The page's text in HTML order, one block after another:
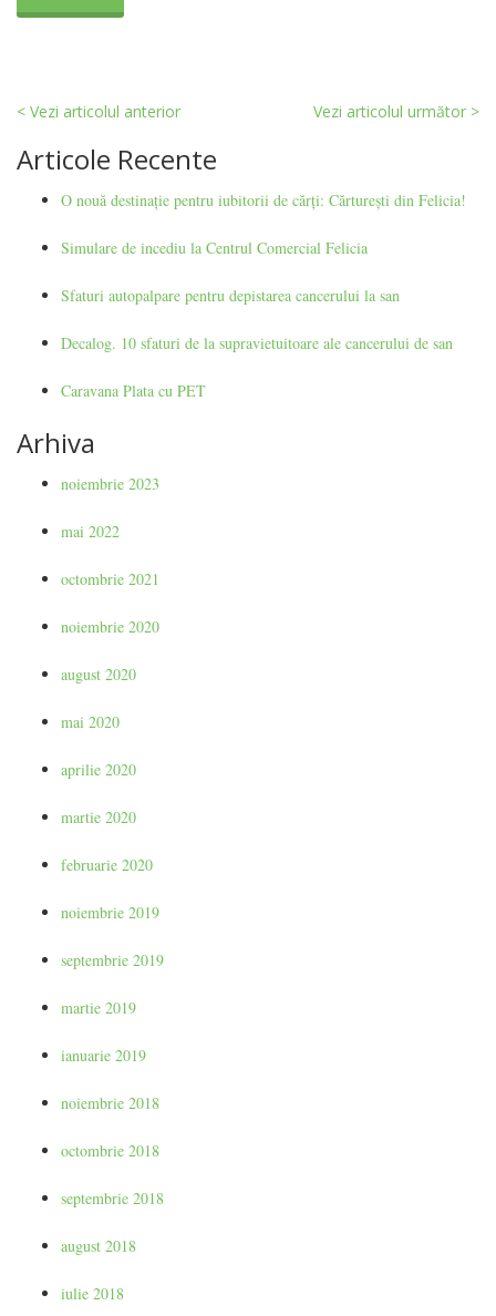
< Vezi articolul anterior Vezi articolul următor >
Articole Recente
O nouă destinație pentru iubitorii de cărți: Cărturești din Felicia!
Simulare de incediu la Centrul Comercial Felicia
Sfaturi autopalpare pentru depistarea cancerului la san
Decalog. 10 sfaturi de la supravietuitoare ale cancerului de san
Caravana Plata cu PET
Arhiva
noiembrie 2023
mai 2022
octombrie 2021
noiembrie 2020
august 2020
mai 2020
aprilie 2020
martie 2020
februarie 2020
noiembrie 2019
septembrie 2019
martie 2019
ianuarie 2019
noiembrie 2018
octombrie 2018
septembrie 2018
august 2018
iulie 2018